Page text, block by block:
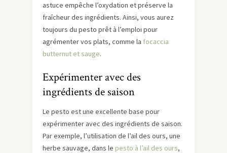
astuce empêche l’oxydation et préserve la
fraîcheur des ingrédients. Ainsi, vous aurez
toujours du pesto prêt à l’emploi pour
agrémenter vos plats, comme la focaccia
butternut et sauge.
Expérimenter avec des
ingrédients de saison
Le pesto est une excellente base pour
expérimenter avec des ingrédients de saison.
Par exemple, l’utilisation de l’ail des ours, une
herbe sauvage, dans le pesto à l’ail des ours,